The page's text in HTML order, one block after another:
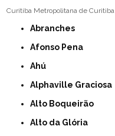
Curitiba Metropolitana de Curitiba
Abranches
Afonso Pena
Ahú
Alphaville Graciosa
Alto Boqueirão
Alto da Glória